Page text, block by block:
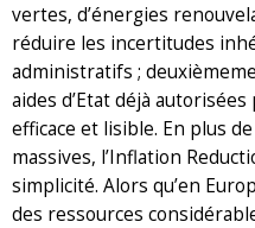
vertes, d’énergies
réduire les incertitudes
administratifs ;
aides d’Etat déjà
efficace et lisible. En plus
massives, l’Inflation
simplicité. Alors qu’en
des ressources